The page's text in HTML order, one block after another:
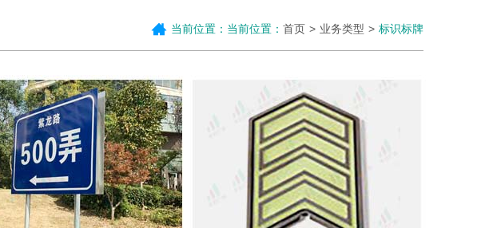
当前位置：当前位置： 首页 业务类型 标识标牌